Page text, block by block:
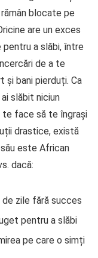
blocate pe
are un exces
a slăbi, între
de a te
și bani pierduți. Ca
slăbit niciun
te face să te îngrași
drastice, există
este African
dacă:
zile fără succes
pentru a slăbi
pe care o simți